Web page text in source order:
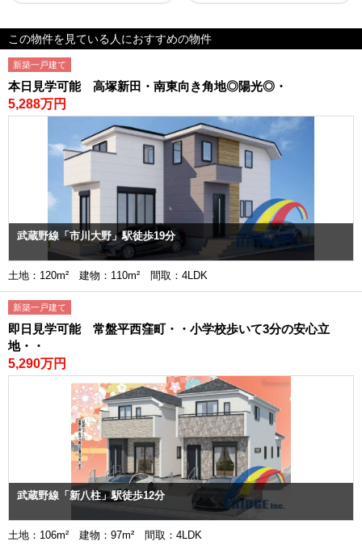
この物件を見ている人におすすめの物件
新築一戸建て
本日見学可能 高塚新田・南東向き角地◎陽光◎・
5,288万円
武蔵野線「市川大野」駅徒歩19分
土地：120m² 建物：110m² 間取：4LDK
新築一戸建て
即日見学可能 常盤平西窪町・・小学校歩いて3分の安心立
地・・
5,290万円
武蔵野線「新八柱」駅徒歩12分
土地：106m² 建物：97m² 間取：4LDK